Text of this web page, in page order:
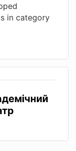
in category